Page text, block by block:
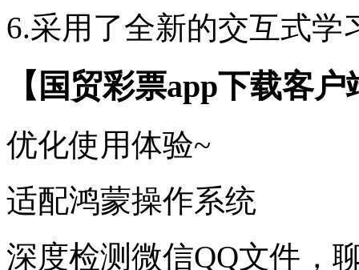
6.采用了全新的交互式学
【国贸彩票app下载客
优化使用体验~
适配鸿蒙操作系统
深度检测微信QQ文件，